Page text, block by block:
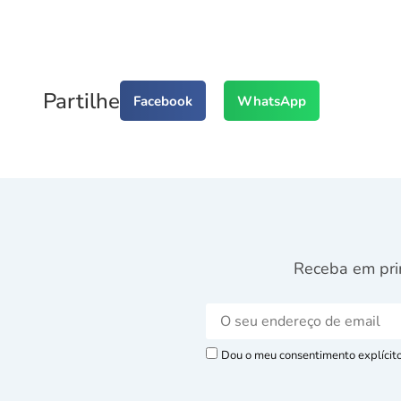
Partilhe Facebook WhatsApp
Receba em
Dou o meu consentimento